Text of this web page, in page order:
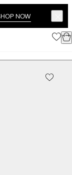
NOW